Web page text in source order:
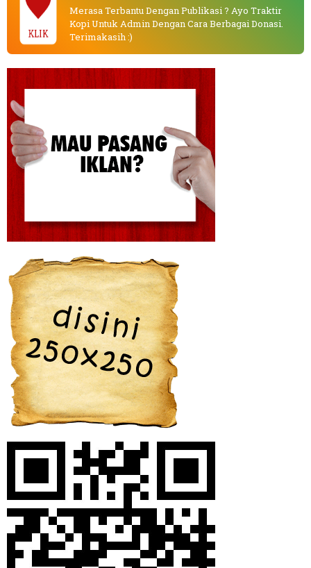
KLIK
Merasa Terbantu Dengan Publikasi ? Ayo Traktir
Kopi Untuk Admin Dengan Cara Berbagai Donasi.
Terimakasih :)